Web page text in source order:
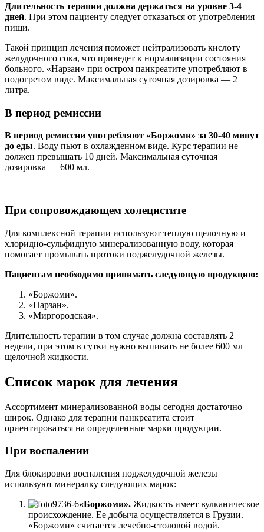
Длительность терапии должна держаться на уровне 3-4
дней. При этом пациенту следует отказаться от употребления
пищи.
Такой принцип лечения поможет нейтрализовать кислоту
желудочного сока, что приведет к нормализации состояния
больного. «Нарзан» при остром панкреатите употребляют в
подогретом виде. Максимальная суточная дозировка — 2
литра.
В период ремиссии
В период ремиссии употребляют «Боржоми» за 30-40 минут
до еды. Воду пьют в охлажденном виде. Курс терапии не
должен превышать 10 дней. Максимальная суточная
дозировка — 600 мл.
При сопровождающем холецистите
Для комплексной терапии используют теплую щелочную и
хлоридно-сульфидную минерализованную воду, которая
помогает промывать протоки поджелудочной железы.
Пациентам необходимо принимать следующую продукцию:
«Боржоми».
«Нарзан».
«Миргородская».
Длительность терапии в том случае должна составлять 2
недели, при этом в сутки нужно выпивать не более 600 мл
щелочной жидкости.
Список марок для лечения
Ассортимент минерализованной воды сегодня достаточно
широк. Однако для терапии панкреатита стоит
ориентироваться на определенные марки продукции.
При воспалении
Для блокировки воспаления поджелудочной железы
используют минералку следующих марок:
«Боржоми». Жидкость имеет вулканическое
происхождение. Ее добыча осуществляется в Грузии.
«Боржоми» считается лечебно-столовой водой.